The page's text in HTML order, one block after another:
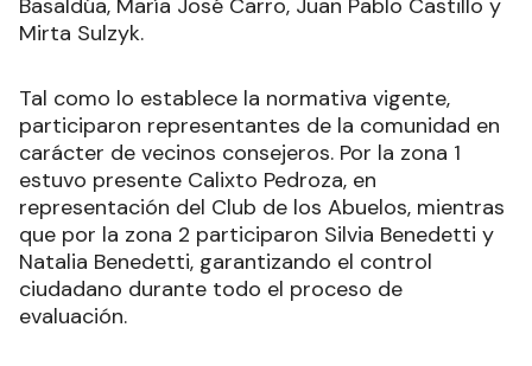
Basaldúa, María José Carro, Juan Pablo Castillo y
Mirta Sulzyk.
Tal como lo establece la normativa vigente,
participaron representantes de la comunidad en
carácter de vecinos consejeros. Por la zona 1
estuvo presente Calixto Pedroza, en
representación del Club de los Abuelos, mientras
que por la zona 2 participaron Silvia Benedetti y
Natalia Benedetti, garantizando el control
ciudadano durante todo el proceso de
evaluación.